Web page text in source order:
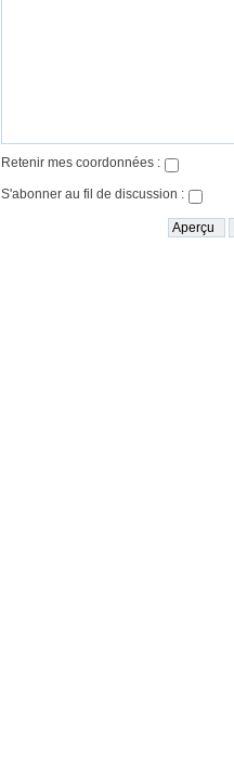
Retenir mes coordonnées :
S'abonner au fil de discussion :